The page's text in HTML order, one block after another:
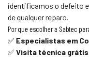
identificamos o defeito
de qualquer reparo.
Por que escolher a Sabtec
✅ Especialistas em
✅ Visita técnica grátis